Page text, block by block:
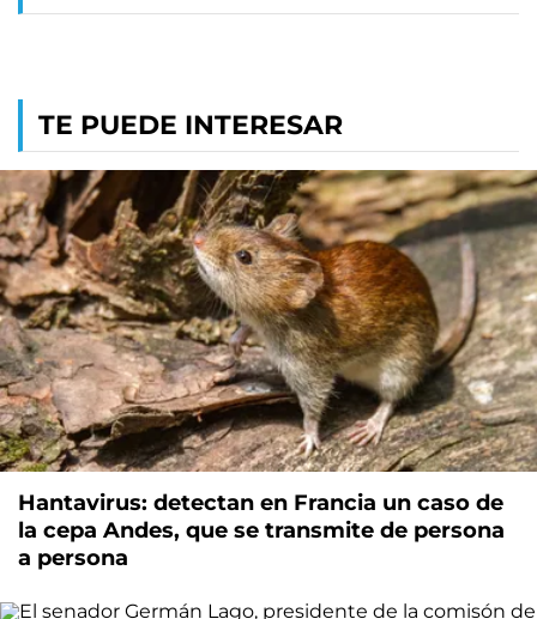
TE PUEDE INTERESAR
Hantavirus: detectan en Francia un caso de
la cepa Andes, que se transmite de persona
a persona